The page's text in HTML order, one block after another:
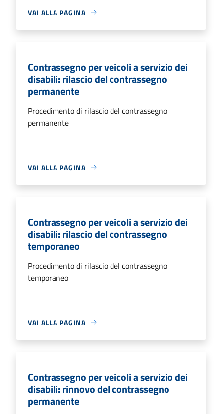
VAI ALLA PAGINA
Contrassegno per veicoli a servizio dei
disabili: rilascio del contrassegno
permanente
Procedimento di rilascio del contrassegno
permanente
VAI ALLA PAGINA
Contrassegno per veicoli a servizio dei
disabili: rilascio del contrassegno
temporaneo
Procedimento di rilascio del contrassegno
temporaneo
VAI ALLA PAGINA
Contrassegno per veicoli a servizio dei
disabili: rinnovo del contrassegno
permanente